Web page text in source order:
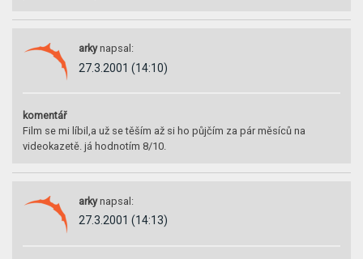
arky napsal:
27.3.2001 (14:10)
komentář
Film se mi líbil,a už se těším až si ho půjčím za pár měsíců na
videokazetě. já hodnotím 8/10.
arky napsal:
27.3.2001 (14:13)